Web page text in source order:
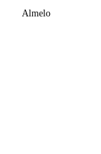
Almelo